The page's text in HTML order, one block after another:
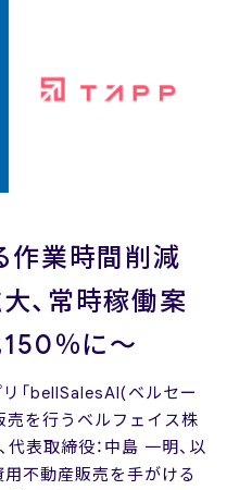
作業時間削減
、常時稼働案
％に～
「bellSalesAI(ベルセー
売を行うベルフェイス株
表取締役：中島 一明、以
不動産販売を手がける